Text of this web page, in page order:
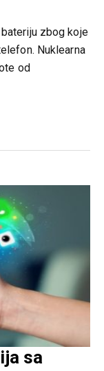
zbog koje
Nuklearna
od
sa